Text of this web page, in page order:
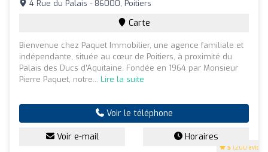
5 (200 avis)
4 Rue du Palais - 86000, Poitiers
Carte
Bienvenue chez Paquet Immobilier, une agence familiale et
indépendante, située au cœur de Poitiers, à proximité du
Palais des Ducs d’Aquitaine. Fondée en 1964 par Monsieur
Pierre Paquet, notre... Lire la suite
Voir le téléphone
Voir e-mail Horaires